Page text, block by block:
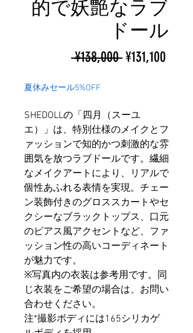
的で妖艶なラブ
ドール
¥138,000 ราคา
¥131,100
夏休みセール5%OFF
SHEDOLLの「四月（スーユ
エ）」は、特別仕様のメイクとフ
ァッションで知的かつ刺激的な雰
囲気を放つラブドールです。繊細
なメイクアートにより、リアルで
個性あふれる表情を実現。チェー
ン装飾付きのグロススカートやセ
クシーなブラックトップス、口元
のピアス風アクセントなど、ファ
ッション性の高いコーディネート
が魅力です。
※写真内の衣装は参考用です。同
じ衣装をご希望の場合は、お問い
合わせください。
注*撮影ボディには165シリカゲ